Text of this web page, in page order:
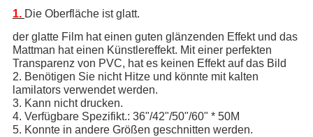
1. Die Oberfläche ist glatt.
der glatte Film hat einen guten glänzenden Effekt und das
Mattman hat einen Künstlereffekt. Mit einer perfekten
Transparenz von PVC, hat es keinen Effekt auf das Bild
2. Benötigen Sie nicht Hitze und könnte mit kalten
lamilators verwendet werden.
3. Kann nicht drucken.
4. Verfügbare Spezifikt.: 36"/42"/50"/60" * 50M
5. Konnte in andere Größen geschnitten werden.